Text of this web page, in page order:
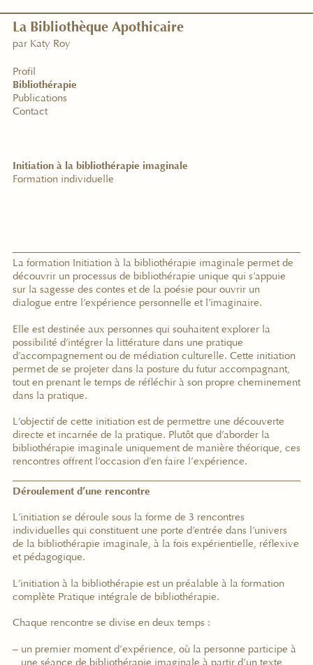
La Bibliothèque Apothicaire
par Katy Roy
Profil
Bibliothérapie
Publications
Contact
Initiation à la bibliothérapie imaginale
Formation individuelle
La formation Initiation à la bibliothérapie imaginale permet de
découvrir un processus de bibliothérapie unique qui s’appuie
sur la sagesse des contes et de la poésie pour ouvrir un
dialogue entre l’expérience personnelle et l’imaginaire.
Elle est destinée aux personnes qui souhaitent explorer la
possibilité d’intégrer la littérature dans une pratique
d’accompagnement ou de médiation culturelle. Cette initiation
permet de se projeter dans la posture du futur accompagnant,
tout en prenant le temps de réfléchir à son propre cheminement
dans la pratique.
L’objectif de cette initiation est de permettre une découverte
directe et incarnée de la pratique. Plutôt que d’aborder la
bibliothérapie imaginale uniquement de manière théorique, ces
rencontres offrent l’occasion d’en faire l’expérience.
Déroulement d’une rencontre
L’initiation se déroule sous la forme de 3 rencontres
individuelles qui constituent une porte d’entrée dans l’univers
de la bibliothérapie imaginale, à la fois expérientielle, réflexive
et pédagogique.
L’initiation à la bibliothérapie est un préalable à la formation
complète Pratique intégrale de bibliothérapie.
Chaque rencontre se divise en deux temps :
un premier moment d’expérience, où la personne participe à